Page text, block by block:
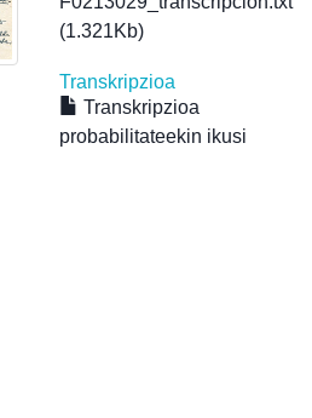
(1.321Kb)
Transkripzioa
Transkripzioa
probabilitateekin ikusi